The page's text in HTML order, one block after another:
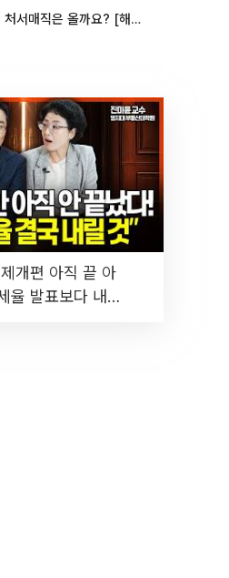
입추매직 '불발', 처서매직은 올까요? [해시태그]
개편 아직 끝 아
율 발표보다 내릴